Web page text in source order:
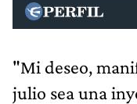
"Mi deseo,
julio sea una